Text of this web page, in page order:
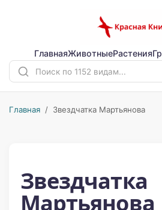
ГлавнаяЖивотныеРастения
Главная / Звездчатка Мартьянова
Звездчатка
Мартьянова